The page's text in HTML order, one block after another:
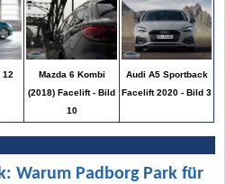
12
Mazda 6 Kombi
(2018) Facelift - Bild
10
Audi A5 Sportback
Facelift 2020 - Bild 3
Warum Padborg Park für